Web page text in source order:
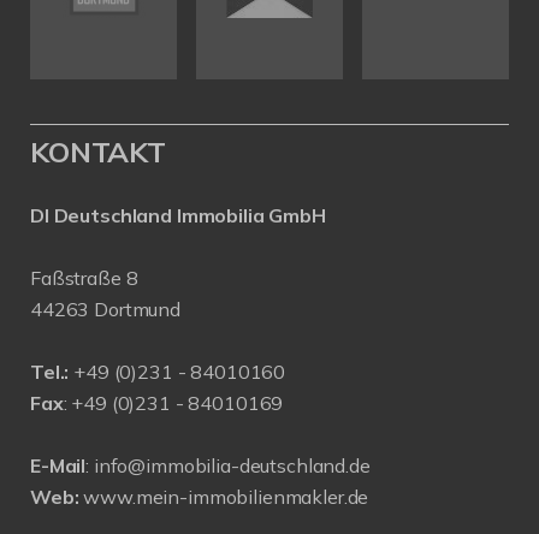
KONTAKT
DI Deutschland Immobilia GmbH
Faßstraße 8
44263 Dortmund
Tel.: +49 (0)231 - 84010160
Fax: +49 (0)231 - 84010169
E-Mail: info@immobilia-deutschland.de
Web: www.mein-immobilienmakler.de